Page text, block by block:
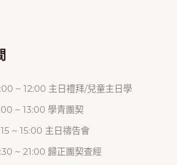
~ 12:00 主日禮拜/兒童主日學
~ 13:00 學青團契
~ 15:00 主日禱告會
~ 21:00 歸正團契查經